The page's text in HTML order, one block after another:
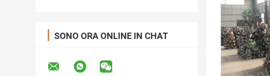
SONO ORA ONLINE IN CHAT